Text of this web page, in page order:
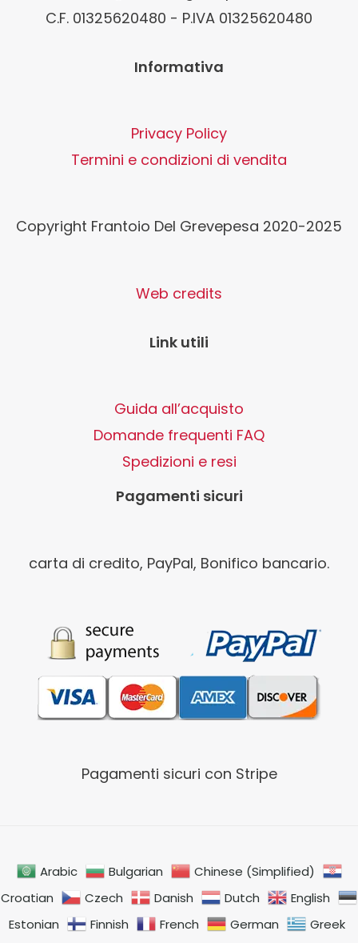
C.F. 01325620480 - P.IVA 01325620480
Informativa
Privacy Policy
Termini e condizioni di vendita
Copyright Frantoio Del Grevepesa 2020-2025
Web credits
Link utili
Guida all’acquisto
Domande frequenti FAQ
Spedizioni e resi
Pagamenti sicuri
carta di credito, PayPal, Bonifico bancario.
Pagamenti sicuri con Stripe
Arabic Bulgarian
Chinese (Simplified)
Croatian
Czech Danish Dutch
English
Estonian
Finnish French German
Greek